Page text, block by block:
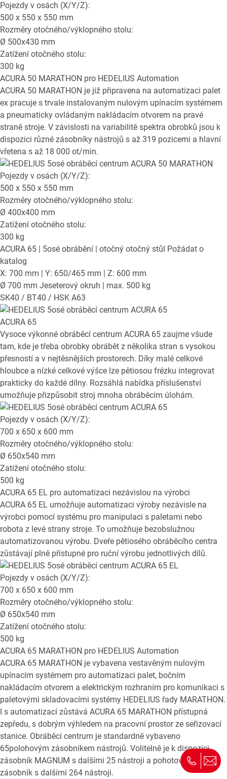
Pojezdy v osách (X/Y/Z):
500 x 550 x 550 mm
Rozměry otočného/výklopného stolu:
Ø 500x430 mm
Zatížení otočného stolu:
300 kg
ACURA 50 MARATHON pro HEDELIUS Automation
ACURA 50 MARATHON je již připravena na automatizaci palet
ex pracuje s trvale instalovaným nulovým upínacím systémem
a pneumaticky ovládaným nakládacím otvorem na pravé
straně stroje. V závislosti na variabilitě spektra obrobků jsou k
dispozici různé zásobníky nástrojů s až 319 pozicemi a hlavní
vřetena s až 18 000 ot/min.
Pojezdy v osách (X/Y/Z):
500 x 550 x 550 mm
Rozměry otočného/výklopného stolu:
Ø 400x400 mm
Zatížení otočného stolu:
300 kg
ACURA 65 | 5osé obrábění | otočný otočný stůl Požádat o
katalog
X: 700 mm | Y: 650/465 mm | Z: 600 mm
Ø 700 mm Jeseterový okruh | max. 500 kg
SK40 / BT40 / HSK A63
ACURA 65
Vysoce výkonné obráběcí centrum ACURA 65 zaujme všude
tam, kde je třeba obrobky obrábět z několika stran s vysokou
přesností a v nejtěsnějších prostorech. Díky malé celkové
hloubce a nízké celkové výšce lze pětiosou frézku integrovat
prakticky do každé dílny. Rozsáhlá nabídka příslušenství
umožňuje přizpůsobit stroj mnoha obráběcím úlohám.
Pojezdy v osách (X/Y/Z):
700 x 650 x 600 mm
Rozměry otočného/výklopného stolu:
Ø 650x540 mm
Zatížení otočného stolu:
500 kg
ACURA 65 EL pro automatizaci nezávislou na výrobci
ACURA 65 EL umožňuje automatizaci výroby nezávisle na
výrobci pomocí systému pro manipulaci s paletami nebo
robota z levé strany stroje. To umožňuje bezobslužnou
automatizovanou výrobu. Dveře pětiosého obráběcího centra
zůstávají plně přístupné pro ruční výrobu jednotlivých dílů.
Pojezdy v osách (X/Y/Z):
700 x 650 x 600 mm
Rozměry otočného/výklopného stolu:
Ø 650x540 mm
Zatížení otočného stolu:
500 kg
ACURA 65 MARATHON pro HEDELIUS Automation
ACURA 65 MARATHON je vybavena vestavěným nulovým
upínacím systémem pro automatizaci palet, bočním
nakládacím otvorem a elektrickým rozhraním pro komunikaci s
paletovými skladovacími systémy HEDELIUS řady MARATHON.
I s automatizací zůstává ACURA 65 MARATHON přístupná
zepředu, s dobrým výhledem na pracovní prostor ze seřizovací
stanice. Obráběcí centrum je standardně vybaveno
65polohovým zásobníkem nástrojů. Volitelně je k dispozici
zásobník MAGNUM s dalšími 25 nástroji a pohotovostní
zásobník s dalšími 264 nástroji.